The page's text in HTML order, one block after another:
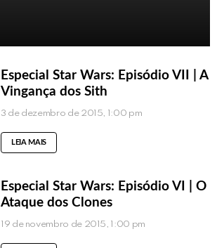
Especial Star Wars: Episódio VII | A
Vingança dos Sith
3 de dezembro de 2015, 1:00 pm
LEIA MAIS
Especial Star Wars: Episódio VI | O
Ataque dos Clones
19 de novembro de 2015, 1:00 pm